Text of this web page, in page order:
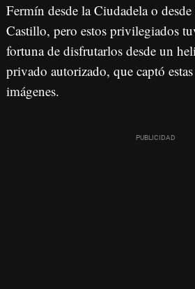
Fermín desde laCiudadelao desde
Castillo, pero estos privilegiados
fortuna de disfrutarlos desde un
privado autorizado, que captó
imágenes.